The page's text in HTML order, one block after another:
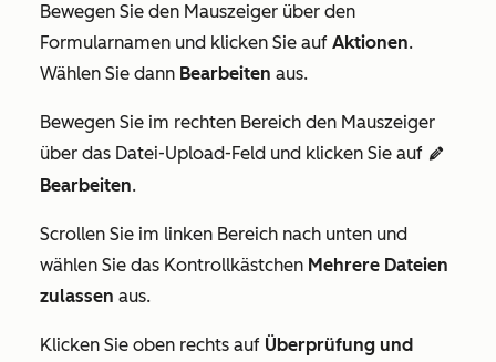
Bewegen Sie den Mauszeiger über den
Formularnamen und klicken Sie auf Aktionen.
Wählen Sie dann Bearbeiten aus.
Bewegen Sie im rechten Bereich den Mauszeiger
über das Datei-Upload-Feld und klicken Sie auf edit
Bearbeiten.
Scrollen Sie im linken Bereich nach unten und
wählen Sie das Kontrollkästchen Mehrere Dateien
zulassen aus.
Klicken Sie oben rechts auf Überprüfung und